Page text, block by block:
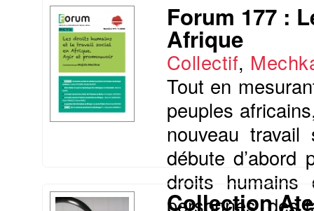
Forum 177 :
Afrique
Collectif,
Tout en
peuples
nouveau
débute
droits humains
personnes, des
Collection